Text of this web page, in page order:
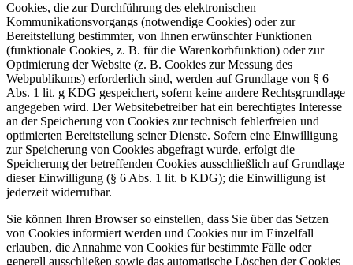
Cookies, die zur Durchführung des elektronischen
Kommunikationsvorgangs (notwendige Cookies) oder zur
Bereitstellung bestimmter, von Ihnen erwünschter Funktionen
(funktionale Cookies, z. B. für die Warenkorbfunktion) oder zur
Optimierung der Website (z. B. Cookies zur Messung des
Webpublikums) erforderlich sind, werden auf Grundlage von § 6
Abs. 1 lit. g KDG gespeichert, sofern keine andere Rechtsgrundlage
angegeben wird. Der Websitebetreiber hat ein berechtigtes Interesse
an der Speicherung von Cookies zur technisch fehlerfreien und
optimierten Bereitstellung seiner Dienste. Sofern eine Einwilligung
zur Speicherung von Cookies abgefragt wurde, erfolgt die
Speicherung der betreffenden Cookies ausschließlich auf Grundlage
dieser Einwilligung (§ 6 Abs. 1 lit. b KDG); die Einwilligung ist
jederzeit widerrufbar.
Sie können Ihren Browser so einstellen, dass Sie über das Setzen
von Cookies informiert werden und Cookies nur im Einzelfall
erlauben, die Annahme von Cookies für bestimmte Fälle oder
generell ausschließen sowie das automatische Löschen der Cookies